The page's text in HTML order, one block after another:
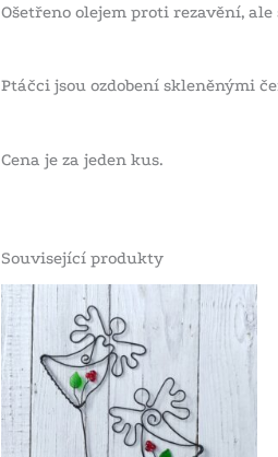
Ošetřeno olejem proti rezavění,
Ptáčci jsou ozdobení skleněnými
Cena je za jeden kus.
Související produkty